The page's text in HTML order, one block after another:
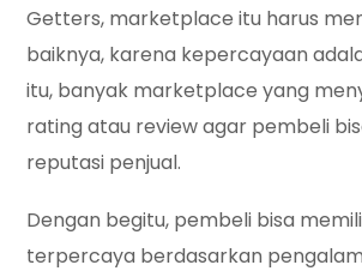
Getters, marketplace itu harus
baiknya, karena kepercayaan
itu, banyak marketplace yang
rating atau review agar pembeli
reputasi penjual.
Dengan begitu, pembeli bisa
terpercaya berdasarkan